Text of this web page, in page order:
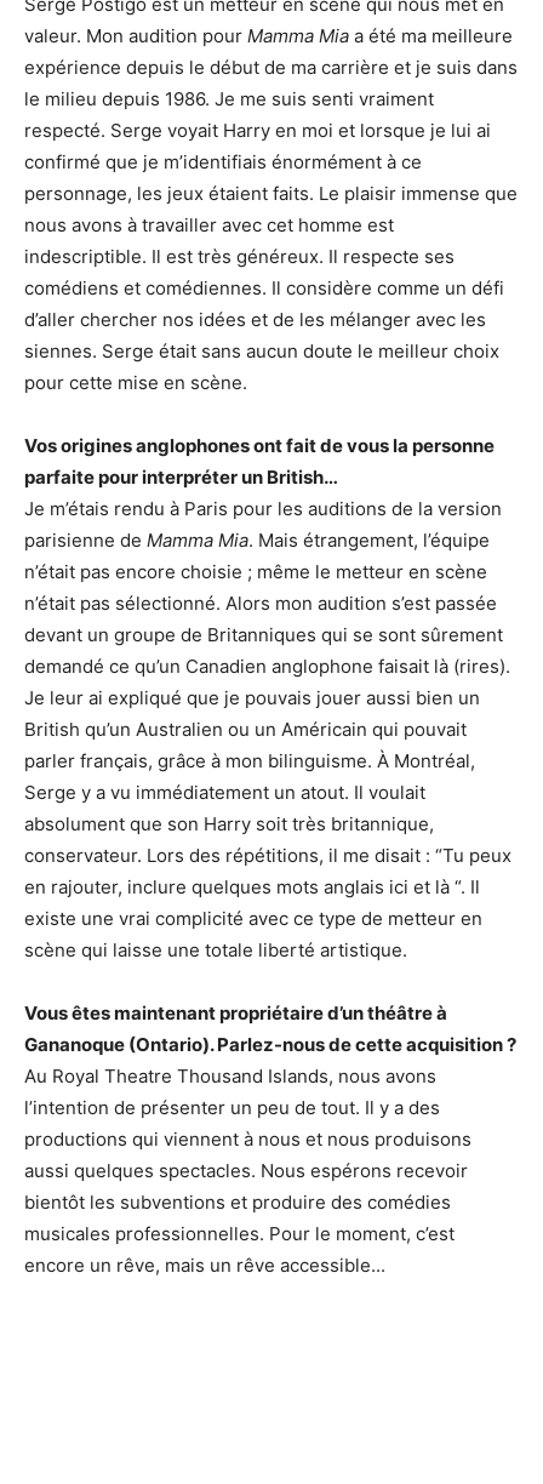
valeur. Mon audition pour Mamma Mia a été ma meilleure
expérience depuis le début de ma carrière et je suis dans
le milieu depuis 1986. Je me suis senti vraiment
respecté. Serge voyait Harry en moi et lorsque je lui ai
confirmé que je m’identifiais énormément à ce
personnage, les jeux étaient faits. Le plaisir immense que
nous avons à travailler avec cet homme est
indescriptible. Il est très généreux. Il respecte ses
comédiens et comédiennes. Il considère comme un défi
d’aller chercher nos idées et de les mélanger avec les
siennes. Serge était sans aucun doute le meilleur choix
pour cette mise en scène.
Vos origines anglophones ont fait de vous la personne
parfaite pour interpréter un British…
Je m’étais rendu à Paris pour les auditions de la version
parisienne de Mamma Mia. Mais étrangement, l’équipe
n’était pas encore choisie ; même le metteur en scène
n’était pas sélectionné. Alors mon audition s’est passée
devant un groupe de Britanniques qui se sont sûrement
demandé ce qu’un Canadien anglophone faisait là (rires).
Je leur ai expliqué que je pouvais jouer aussi bien un
British qu’un Australien ou un Américain qui pouvait
parler français, grâce à mon bilinguisme. À Montréal,
Serge y a vu immédiatement un atout. Il voulait
absolument que son Harry soit très britannique,
conservateur. Lors des répétitions, il me disait : “Tu peux
en rajouter, inclure quelques mots anglais ici et là “. Il
existe une vrai complicité avec ce type de metteur en
scène qui laisse une totale liberté artistique.
Vous êtes maintenant propriétaire d’un théâtre à
Gananoque (Ontario). Parlez-nous de cette acquisition ?
Au Royal Theatre Thousand Islands, nous avons
l’intention de présenter un peu de tout. Il y a des
productions qui viennent à nous et nous produisons
aussi quelques spectacles. Nous espérons recevoir
bientôt les subventions et produire des comédies
musicales professionnelles. Pour le moment, c’est
encore un rêve, mais un rêve accessible...